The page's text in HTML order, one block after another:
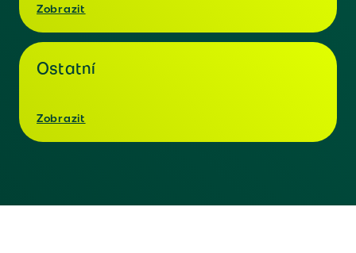
Zobrazit
Ostatní
Zobrazit